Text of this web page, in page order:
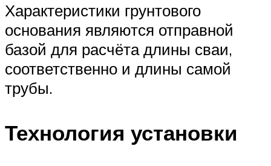
Характеристики грунтового
основания являются отправной
базой для расчёта длины сваи,
соответственно и длины самой
трубы.
Технология установки